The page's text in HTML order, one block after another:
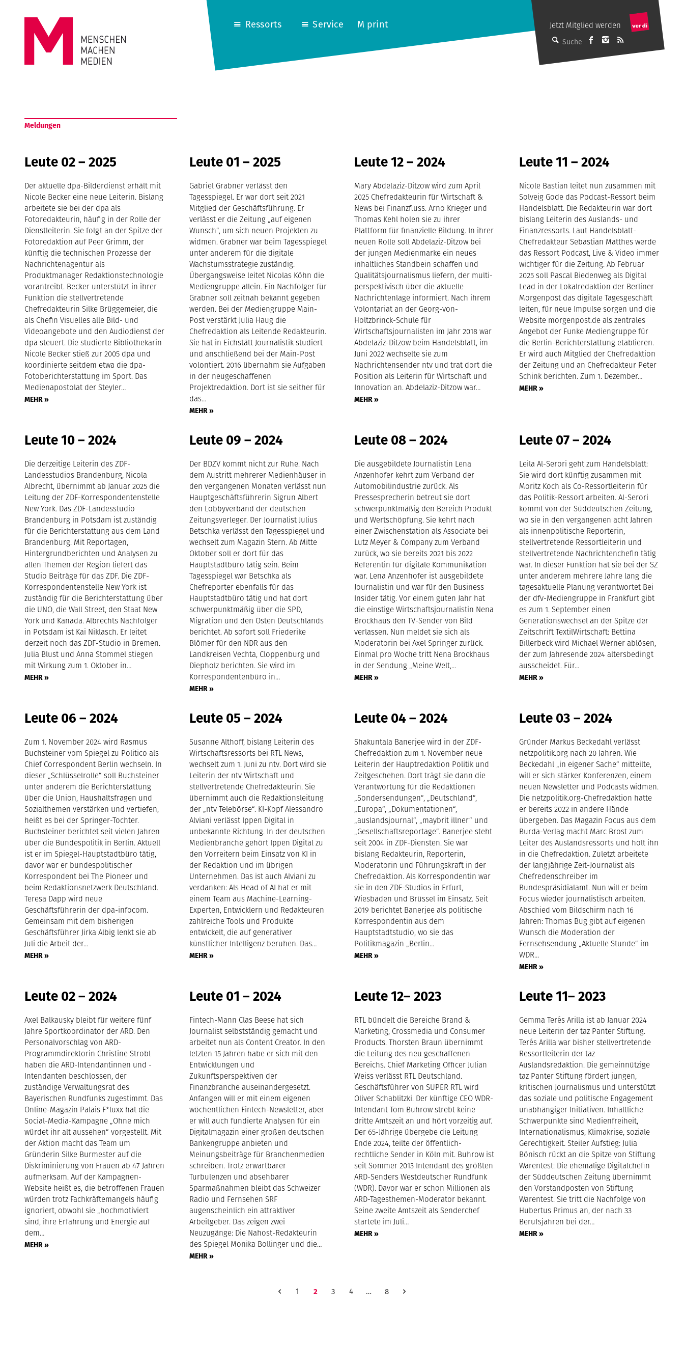
MACHEN
MEDIEN
Ressorts Service M print Jetzt Mitglied werden
Suche dju auf Facebook
M auf Instagram
Abonniere
Meldungen
Leute 02 – 2025
Der aktuelle dpa-Bilderdienst erhält mit
Nicole Becker eine neue Leiterin. Bislang
arbeitete sie bei der dpa als
Fotoredakteurin, häufig in der Rolle der
Dienstleiterin. Sie folgt an der Spitze der
Fotoredaktion auf Peer Grimm, der
künftig die technischen Prozesse der
Nachrichtenagentur als
Produktmanager Redaktionstechnologie
vorantreibt. Becker unterstützt in ihrer
Funktion die stellvertretende
Chefredakteurin Silke Brüggemeier, die
als Chefin Visuelles alle Bild- und
Videoangebote und den Audiodienst der
dpa steuert. Die studierte Bibliothekarin
Nicole Becker stieß zur 2005 dpa und
koordinierte seitdem etwa die dpa-
Fotoberichterstattung im Sport. Das
Medienapostolat der Steyler…
MEHR »
Leute 01 – 2025
Gabriel Grabner verlässt den
Tagesspiegel. Er war dort seit 2021
Mitglied der Geschäftsführung. Er
verlässt er die Zeitung „auf eigenen
Wunsch“, um sich neuen Projekten zu
widmen. Grabner war beim Tagesspiegel
unter anderem für die digitale
Wachstumsstrategie zuständig.
Übergangsweise leitet Nicolas Köhn die
Mediengruppe allein. Ein Nachfolger für
Grabner soll zeitnah bekannt gegeben
werden. Bei der Mediengruppe Main-
Post verstärkt Julia Haug die
Chefredaktion als Leitende Redakteurin.
Sie hat in Eichstätt Journalistik studiert
und anschließend bei der Main-Post
volontiert. 2016 übernahm sie Aufgaben
in der neugeschaffenen
Projektredaktion. Dort ist sie seither für
das…
MEHR »
Leute 12 – 2024
Mary Abdelaziz-Ditzow wird zum April
2025 Chefredakteurin für Wirtschaft &
News bei Finanzfluss. Arno Krieger und
Thomas Kehl holen sie zu ihrer
Plattform für finanzielle Bildung. In ihrer
neuen Rolle soll Abdelaziz-Ditzow bei
der jungen Medienmarke ein neues
inhaltliches Standbein schaffen und
Qualitätsjournalismus liefern, der multi-
perspektivisch über die aktuelle
Nachrichtenlage informiert. Nach ihrem
Volontariat an der Georg-von-
Holtzbrinck-Schule für
Wirtschaftsjournalisten im Jahr 2018 war
Abdelaziz-Ditzow beim Handelsblatt, im
Juni 2022 wechselte sie zum
Nachrichtensender ntv und trat dort die
Position als Leiterin für Wirtschaft und
Innovation an. Abdelaziz-Ditzow war…
MEHR »
Leute 11 – 2024
Nicole Bastian leitet nun zusammen mit
Solveig Gode das Podcast-Ressort beim
Handelsblatt. Die Redakteurin war dort
bislang Leiterin des Auslands- und
Finanzressorts. Laut Handelsblatt-
Chefredakteur Sebastian Matthes werde
das Ressort Podcast, Live & Video immer
wichtiger für die Zeitung. Ab Februar
2025 soll Pascal Biedenweg als Digital
Lead in der Lokalredaktion der Berliner
Morgenpost das digitale Tagesgeschäft
leiten, für neue Impulse sorgen und die
Website morgenpost.de als zentrales
Angebot der Funke Mediengruppe für
die Berlin-Berichterstattung etablieren.
Er wird auch Mitglied der Chefredaktion
der Zeitung und an Chefredakteur Peter
Schink berichten. Zum 1. Dezember…
MEHR »
Leute 10 – 2024
Die derzeitige Leiterin des ZDF-
Landesstudios Brandenburg, Nicola
Albrecht, übernimmt ab Januar 2025 die
Leitung der ZDF-Korrespondentenstelle
New York. Das ZDF-Landesstudio
Brandenburg in Potsdam ist zuständig
für die Berichterstattung aus dem Land
Brandenburg. Mit Reportagen,
Hintergrundberichten und Analysen zu
allen Themen der Region liefert das
Studio Beiträge für das ZDF. Die ZDF-
Korrespondentenstelle New York ist
zuständig für die Berichterstattung über
die UNO, die Wall Street, den Staat New
York und Kanada. Albrechts Nachfolger
in Potsdam ist Kai Niklasch. Er leitet
derzeit noch das ZDF-Studio in Bremen.
Julia Blust und Anna Stommel stiegen
mit Wirkung zum 1. Oktober in…
MEHR »
Leute 09 – 2024
Der BDZV kommt nicht zur Ruhe. Nach
dem Austritt mehrerer Medienhäuser in
den vergangenen Monaten verlässt nun
Hauptgeschäftsführerin Sigrun Albert
den Lobbyverband der deutschen
Zeitungsverleger. Der Journalist Julius
Betschka verlässt den Tagesspiegel und
wechselt zum Magazin Stern. Ab Mitte
Oktober soll er dort für das
Hauptstadtbüro tätig sein. Beim
Tagesspiegel war Betschka als
Chefreporter ebenfalls für das
Hauptstadtbüro tätig und hat dort
schwerpunktmäßig über die SPD,
Migration und den Osten Deutschlands
berichtet. Ab sofort soll Friederike
Blömer für den NDR aus den
Landkreisen Vechta, Cloppenburg und
Diepholz berichten. Sie wird im
Korrespondentenbüro in…
MEHR »
Leute 08 – 2024
Die ausgebildete Journalistin Lena
Anzenhofer kehrt zum Verband der
Automobilindustrie zurück. Als
Pressesprecherin betreut sie dort
schwerpunktmäßig den Bereich Produkt
und Wertschöpfung. Sie kehrt nach
einer Zwischenstation als Associate bei
Lutz Meyer & Company zum Verband
zurück, wo sie bereits 2021 bis 2022
Referentin für digitale Kommunikation
war. Lena Anzenhofer ist ausgebildete
Journalistin und war für den Business
Insider tätig. Vor einem guten Jahr hat
die einstige Wirtschaftsjournalistin Nena
Brockhaus den TV-Sender von Bild
verlassen. Nun meldet sie sich als
Moderatorin bei Axel Springer zurück.
Einmal pro Woche tritt Nena Brockhaus
in der Sendung „Meine Welt,…
MEHR »
Leute 07 – 2024
Leila Al-Serori geht zum Handelsblatt:
Sie wird dort künftig zusammen mit
Moritz Koch als Co-Ressortleiterin für
das Politik-Ressort arbeiten. Al-Serori
kommt von der Süddeutschen Zeitung,
wo sie in den vergangenen acht Jahren
als innenpolitische Reporterin,
stellvertretende Ressortleiterin und
stellvertretende Nachrichtenchefin tätig
war. In dieser Funktion hat sie bei der SZ
unter anderem mehrere Jahre lang die
tagesaktuelle Planung verantwortet Bei
der dfv-Mediengruppe in Frankfurt gibt
es zum 1. September einen
Generationswechsel an der Spitze der
Zeitschrift TextilWirtschaft: Bettina
Billerbeck wird Michael Werner ablösen,
der zum Jahresende 2024 altersbedingt
ausscheidet. Für…
MEHR »
Leute 06 – 2024
Zum 1. November 2024 wird Rasmus
Buchsteiner vom Spiegel zu Politico als
Chief Correspondent Berlin wechseln. In
dieser „Schlüsselrolle“ soll Buchsteiner
unter anderem die Berichterstattung
über die Union, Haushaltsfragen und
Sozialthemen verstärken und vertiefen,
heißt es bei der Springer-Tochter.
Buchsteiner berichtet seit vielen Jahren
über die Bundespolitik in Berlin. Aktuell
ist er im Spiegel-Hauptstadtbüro tätig,
davor war er bundespolitischer
Korrespondent bei The Pioneer und
beim Redaktionsnetzwerk Deutschland.
Teresa Dapp wird neue
Geschäftsführerin der dpa-infocom.
Gemeinsam mit dem bisherigen
Geschäftsführer Jirka Albig lenkt sie ab
Juli die Arbeit der…
MEHR »
Leute 05 – 2024
Susanne Althoff, bislang Leiterin des
Wirtschaftsressorts bei RTL News,
wechselt zum 1. Juni zu ntv. Dort wird sie
Leiterin der ntv Wirtschaft und
stellvertretende Chefredakteurin. Sie
übernimmt auch die Redaktionsleitung
der „ntv Telebörse“. KI-Kopf Alessandro
Alviani verlässt Ippen Digital in
unbekannte Richtung. In der deutschen
Medienbranche gehört Ippen Digital zu
den Vorreitern beim Einsatz von KI in
der Redaktion und im übrigen
Unternehmen. Das ist auch Alviani zu
verdanken: Als Head of AI hat er mit
einem Team aus Machine-Learning-
Experten, Entwicklern und Redakteuren
zahlreiche Tools und Produkte
entwickelt, die auf generativer
künstlicher Intelligenz beruhen. Das…
MEHR »
Leute 04 – 2024
Shakuntala Banerjee wird in der ZDF-
Chefredaktion zum 1. November neue
Leiterin der Hauptredaktion Politik und
Zeitgeschehen. Dort trägt sie dann die
Verantwortung für die Redaktionen
„Sondersendungen“, „Deutschland“,
„Europa“, „Dokumentationen“,
„auslandsjournal“, „maybrit illner“ und
„Gesellschaftsreportage“. Banerjee steht
seit 2004 in ZDF-Diensten. Sie war
bislang Redakteurin, Reporterin,
Moderatorin und Führungskraft in der
Chefredaktion. Als Korrespondentin war
sie in den ZDF-Studios in Erfurt,
Wiesbaden und Brüssel im Einsatz. Seit
2019 berichtet Banerjee als politische
Korrespondentin aus dem
Hauptstadtstudio, wo sie das
Politikmagazin „Berlin…
MEHR »
Leute 03 – 2024
Gründer Markus Beckedahl verlässt
netzpolitik.org nach 20 Jahren. Wie
Beckedahl „in eigener Sache“ mitteilte,
will er sich stärker Konferenzen, einem
neuen Newsletter und Podcasts widmen.
Die netzpolitik.org-Chefredaktion hatte
er bereits 2022 in andere Hände
übergeben. Das Magazin Focus aus dem
Burda-Verlag macht Marc Brost zum
Leiter des Auslandsressorts und holt ihn
in die Chefredaktion. Zuletzt arbeitete
der langjährige Zeit-Journalist als
Chefredenschreiber im
Bundespräsidialamt. Nun will er beim
Focus wieder journalistisch arbeiten.
Abschied vom Bildschirm nach 16
Jahren: Thomas Bug gibt auf eigenen
Wunsch die Moderation der
Fernsehsendung „Aktuelle Stunde“ im
WDR…
MEHR »
Leute 02 – 2024
Axel Balkausky bleibt für weitere fünf
Jahre Sportkoordinator der ARD. Den
Personalvorschlag von ARD-
Programmdirektorin Christine Strobl
haben die ARD-Intendantinnen und -
Intendanten beschlossen, der
zuständige Verwaltungsrat des
Bayerischen Rundfunks zugestimmt. Das
Online-Magazin Palais F*luxx hat die
Social-Media-Kampagne „Ohne mich
würdet ihr alt aussehen“ vorgestellt. Mit
der Aktion macht das Team um
Gründerin Silke Burmester auf die
Diskriminierung von Frauen ab 47 Jahren
aufmerksam. Auf der Kampagnen-
Website heißt es, die betroffenen Frauen
würden trotz Fachkräftemangels häufig
ignoriert, obwohl sie „hochmotiviert
sind, ihre Erfahrung und Energie auf
dem…
MEHR »
Leute 01 – 2024
Fintech-Mann Clas Beese hat sich
Journalist selbstständig gemacht und
arbeitet nun als Content Creator. In den
letzten 15 Jahren habe er sich mit den
Entwicklungen und
Zukunftsperspektiven der
Finanzbranche auseinandergesetzt.
Anfangen will er mit einem eigenen
wöchentlichen Fintech-Newsletter, aber
er will auch fundierte Analysen für ein
Digitalmagazin einer großen deutschen
Bankengruppe anbieten und
Meinungsbeiträge für Branchenmedien
schreiben. Trotz erwartbarer
Turbulenzen und absehbarer
Sparmaßnahmen bleibt das Schweizer
Radio und Fernsehen SRF
augenscheinlich ein attraktiver
Arbeitgeber. Das zeigen zwei
Neuzugänge: Die Nahost-Redakteurin
des Spiegel Monika Bollinger und die…
MEHR »
Leute 12– 2023
RTL bündelt die Bereiche Brand &
Marketing, Crossmedia und Consumer
Products. Thorsten Braun übernimmt
die Leitung des neu geschaffenen
Bereichs. Chief Marketing Officer Julian
Weiss verlässt RTL Deutschland.
Geschäftsführer von SUPER RTL wird
Oliver Schablitzki. Der künftige CEO WDR-
Intendant Tom Buhrow strebt keine
dritte Amtszeit an und hört vorzeitig auf.
Der 65-Jährige übergebe die Leitung
Ende 2024, teilte der öffentlich-
rechtliche Sender in Köln mit. Buhrow ist
seit Sommer 2013 Intendant des größten
ARD-Senders Westdeutscher Rundfunk
(WDR). Davor war er schon Millionen als
ARD-Tagesthemen-Moderator bekannt.
Seine zweite Amtszeit als Senderchef
startete im Juli…
MEHR »
Leute 11– 2023
Gemma Terés Arilla ist ab Januar 2024
neue Leiterin der taz Panter Stiftung.
Terés Arilla war bisher stellvertretende
Ressortleiterin der taz
Auslandsredaktion. Die gemeinnützige
taz Panter Stiftung fördert jungen,
kritischen Journalismus und unterstützt
das soziale und politische Engagement
unabhängiger Initiativen. Inhaltliche
Schwerpunkte sind Medienfreiheit,
Internationalismus, Klimakrise, soziale
Gerechtigkeit. Steiler Aufstieg: Julia
Bönisch rückt an die Spitze von Stiftung
Warentest: Die ehemalige Digitalchefin
der Süddeutschen Zeitung übernimmt
den Vorstandposten von Stiftung
Warentest. Sie tritt die Nachfolge von
Hubertus Primus an, der nach 33
Berufsjahren bei der…
MEHR »
1 2 3 4 … 8